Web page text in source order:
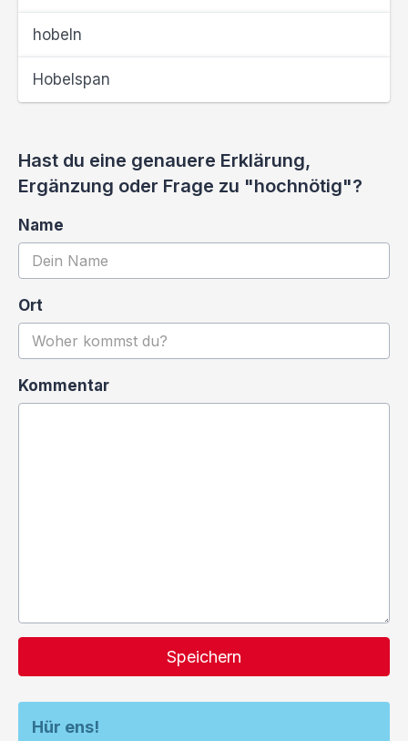
hobeln
Hobelspan
Hast du eine genauere Erklärung,
Ergänzung oder Frage zu "hochnötig"?
Name
Ort
Kommentar
Speichern
Hür ens!